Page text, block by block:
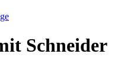
Schneider